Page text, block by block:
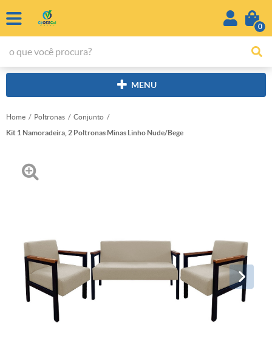
0
MENU
Home Poltronas
Conjunto
Kit 1 Namoradeira, 2 Poltronas Minas Linho Nude/Bege